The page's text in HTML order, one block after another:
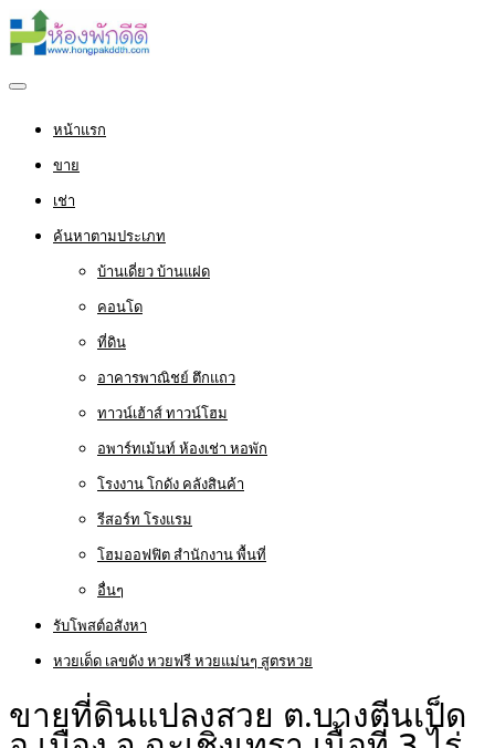
หน้าแรก
ขาย
เช่า
ค้นหาตามประเภท
บ้านเดี่ยว บ้านแฝด
คอนโด
ที่ดิน
อาคารพาณิชย์ ตึกแถว
ทาวน์เฮ้าส์ ทาวน์โฮม
อพาร์ทเม้นท์ ห้องเช่า หอพัก
โรงงาน โกดัง คลังสินค้า
รีสอร์ท โรงแรม
โฮมออฟฟิต สำนักงาน พื้นที่
อื่นๆ
รับโพสต์อสังหา
หวยเด็ด เลขดัง หวยฟรี หวยแม่นๆ สูตรหวย
ขายที่ดินแปลงสวย ต.บางตีนเป็ด